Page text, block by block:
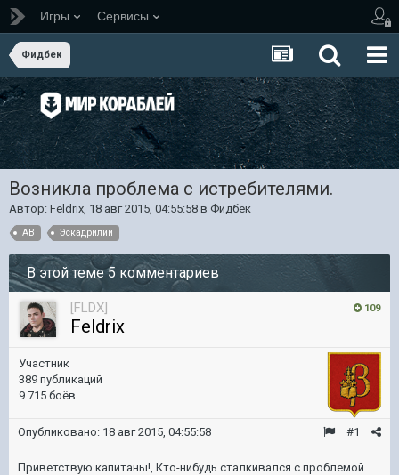
Игры Сервисы
Фидбек
Возникла проблема с истребителями.
Автор: Feldrix, 18 авг 2015, 04:55:58 в Фидбек
АВ Эскадрилии
В этой теме 5 комментариев
109
[FLDX]
Feldrix
Участник
389 публикаций
9 715 боёв
#1
Опубликовано: 18 авг 2015, 04:55:58
Приветствую капитаны!, Кто-нибудь сталкивался с проблемой